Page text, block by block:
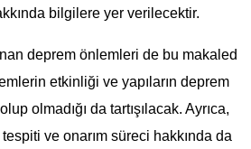
bilgilere yer verilecektir.
deprem önlemleri de bu makaled
etkinliği ve yapıların deprem
olmadığı da tartışılacak. Ayrıca,
ve onarım süreci hakkında da